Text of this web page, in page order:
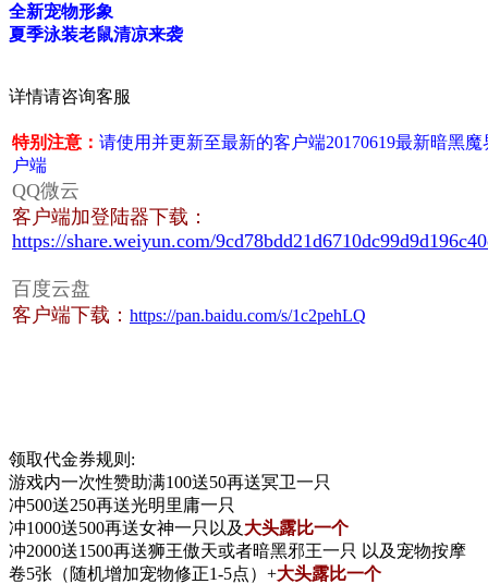
全新宠物形象
夏季泳装老鼠清凉来袭
详情请咨询客服
特别注意： 请使用并更新至最新的客户端20170619最新暗黑魔
户端
QQ微云
客户端加登陆器下载：
https://share.weiyun.com/
百度云盘
客户端下载 ： https://pan.baidu.com/s/1c2pehLQ
领取代金券规则:
游戏内一次性赞助满100送50再送冥卫一只
冲500送250再送光明里庸一只
冲1000送500再送女神一只以及 大头露比一个
冲2000送1500再送狮王傲天或者暗黑邪王一只 以及宠物按摩
卷5张（随机增加宠物修正1-5点）+大头露比一个